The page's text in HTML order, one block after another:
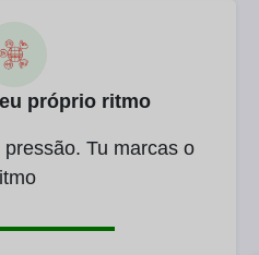
próprio ritmo
Tu marcas o